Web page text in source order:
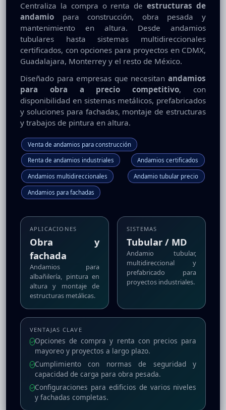
Centraliza la compra o renta deestructuras de
andamio para construcción, obra pesada y
mantenimiento en altura. Desde andamios
tubulares hasta sistemas multidireccionales
certificados, con opciones para proyectos en CDMX,
Guadalajara, Monterrey y el resto de México.
Diseñado para empresas que necesitan andamios
para obra a precio competitivo, con
disponibilidad en sistemas metálicos, prefabricados
y soluciones para fachadas, montaje de estructuras
y trabajos de pintura en altura.
Venta de andamios para construcción
Renta de andamios industriales Andamios certificados
Andamios multidireccionales Andamio tubular precio
Andamios para fachadas
APLICACIONES
Obra y
fachada
Andamios para
albañilería, pintura en
altura y montaje de
estructuras metálicas.
SISTEMAS
Tubular / MD
Andamio tubular,
multidireccional y
prefabricado para
proyectos industriales.
VENTAJAS CLAVE
✓Opciones de compra y renta con precios para
mayoreo y proyectos a largo plazo.
✓Cumplimiento con normas de seguridad y
capacidad de carga para obra pesada.
✓Configuraciones para edificios de varios niveles
y fachadas completas.